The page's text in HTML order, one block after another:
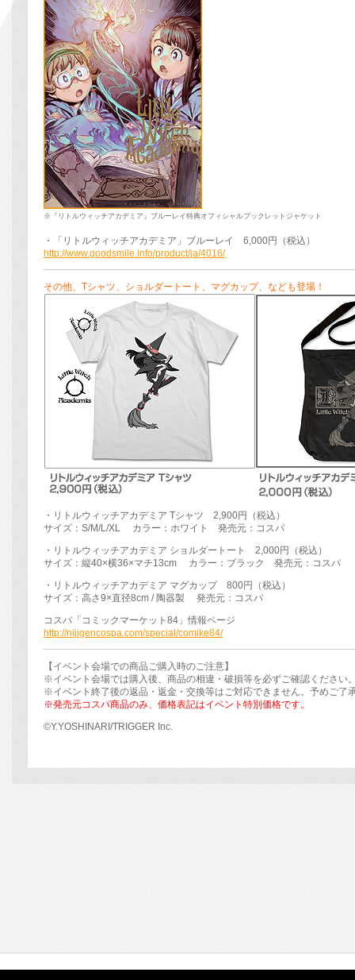
※『リトルウィッチアカデミア』ブルーレイ特典オフィシャルブックレットジャケット
・「リトルウィッチアカデミア」ブルーレイ 6,000円（税込）
http://www.goodsmile.info/product/ja/4016/
その他、Tシャツ、ショルダートート、マグカップ、なども登場！
・リトルウィッチアカデミア Tシャツ 2,900円（税込）
サイズ：S/M/L/XL カラー：ホワイト 発売元：コスパ
・リトルウィッチアカデミア ショルダートート 2,000円（税込）
サイズ：縦40×横36×マチ13cm カラー：ブラック 発売元：コスパ
・リトルウィッチアカデミア マグカップ 800円（税込）
サイズ：高さ9×直径8cm / 陶器製 発売元：コスパ
コスパ「コミックマーケット84」情報ページ
http://nijigencospa.com/special/comike84/
【イベント会場での商品ご購入時のご注意】
※イベント会場では購入後、商品の相違・破損等を必ずご確認ください
※イベント終了後の返品・返金・交換等はご対応できません。予めご了
※発売元コスパ商品のみ、価格表記はイベント特別価格です。
©Y.YOSHINARI/TRIGGER Inc.